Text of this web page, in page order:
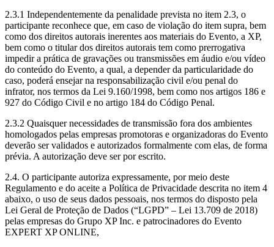
2.3.1 Independentemente da penalidade prevista no item 2.3, o
participante reconhece que, em caso de violação do item supra, bem
como dos direitos autorais inerentes aos materiais do Evento, a XP,
bem como o titular dos direitos autorais tem como prerrogativa
impedir a prática de gravações ou transmissões em áudio e/ou vídeo
do conteúdo do Evento, a qual, a depender da particularidade do
caso, poderá ensejar na responsabilização civil e/ou penal do
infrator, nos termos da Lei 9.160/1998, bem como nos artigos 186 e
927 do Código Civil e no artigo 184 do Código Penal.
2.3.2 Quaisquer necessidades de transmissão fora dos ambientes
homologados pelas empresas promotoras e organizadoras do Evento
deverão ser validados e autorizados formalmente com elas, de forma
prévia. A autorização deve ser por escrito.
2.4. O participante autoriza expressamente, por meio deste
Regulamento e do aceite a Política de Privacidade descrita no item 4
abaixo, o uso de seus dados pessoais, nos termos do disposto pela
Lei Geral de Proteção de Dados (“LGPD” – Lei 13.709 de 2018)
pelas empresas do Grupo XP Inc. e patrocinadores do Evento
EXPERT XP ONLINE,